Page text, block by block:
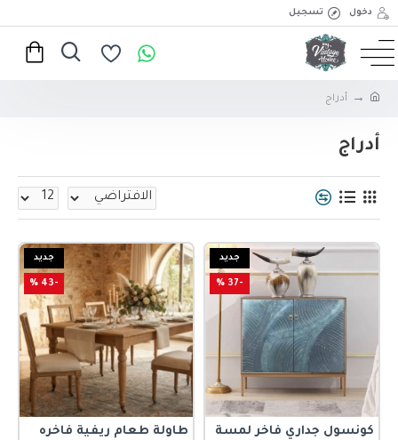
دخول تسجيل
أدراج
أدراج
جديد
-37 %
كونسول جداري فاخر لمسة
جديد
-43 %
طاولة طعام ريفية فاخره